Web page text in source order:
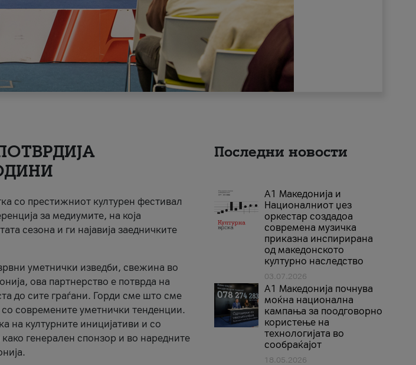
со престижниот културен фестивал
за медиумите, на која
сезона и ги најавија заедничките
уметнички изведби, свежина во
ова партнерство е потврда на
до сите граѓани. Горди сме што сме
современите уметнички тенденции.
на културните иницијативи и со
генерален спонзор и во наредните
Последни новости
А1 Македонија и
Националниот џез
оркестар создадоа
современа музичка
приказна инспирирана
од македонското
културно наследство
03.07.2026
A1 Македонија почнува
моќна национална
кампања за поодговорно
користење на
технологијата во
сообраќајот
18.05.2026